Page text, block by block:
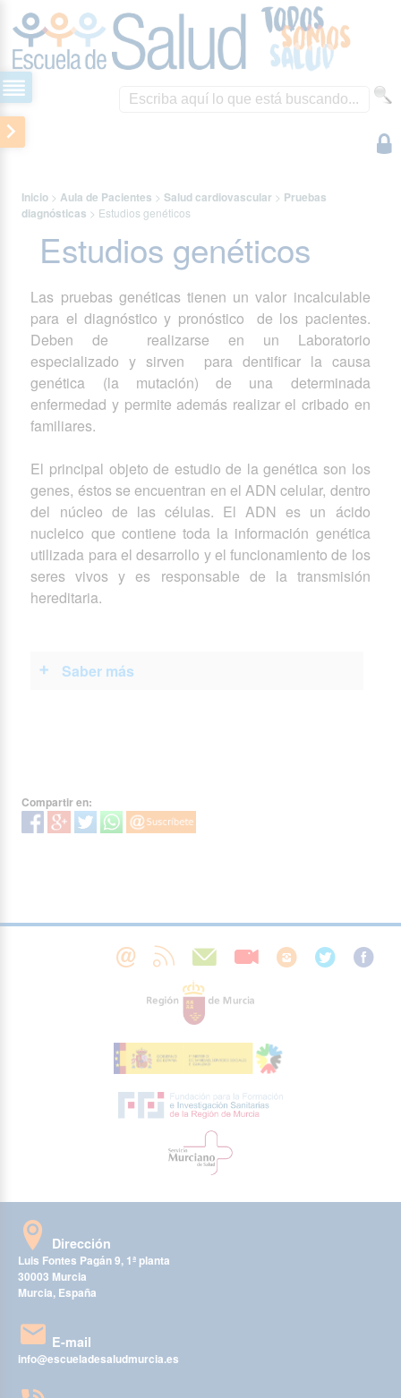
Inicio > Aula de Pacientes >Salud cardiovascular > Pruebas
diagnósticas > Estudios genéticos
Estudios genéticos
Las pruebas genéticas tienen un valor incalculable
para el diagnóstico y pronóstico de los pacientes.
Deben de realizarse en un Laboratorio
especializado y sirven para dentificar la causa
genética (la mutación) de una determinada
enfermedad y permite además realizar el cribado en
familiares.
El principal objeto de estudio de la genética son los
genes, éstos se encuentran en el ADN celular, dentro
del núcleo de las células. El ADN es un ácido
nucleico que contiene toda la información genética
utilizada para el desarrollo y el funcionamiento de los
seres vivos y es responsable de la transmisión
hereditaria.
Saber más
Compartir en:
Dirección
Luis Fontes Pagán 9, 1ª planta
30003 Murcia
Murcia, España
E-mail
info@escueladesaludmurcia.es